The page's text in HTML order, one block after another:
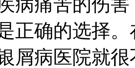
正确的选择
屑病医院就